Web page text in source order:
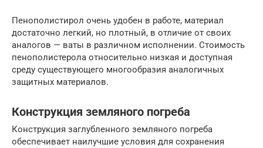
Пенополистирол очень удобен в работе, материал
достаточно легкий, но плотный, в отличие от своих
аналогов — ваты в различном исполнении. Стоимость
пенополистерола относительно низкая и доступная
среду существующего многообразия аналогичных
защитных материалов.
Конструкция земляного погреба
Конструкция заглубленного земляного погреба
обеспечивает наилучшие условия для сохранения